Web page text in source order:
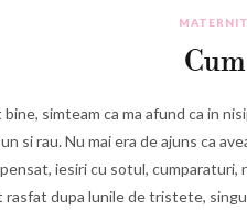
bine, simteam ca ma afund ca in
si rau. Nu mai era de ajuns ca
pensat, iesiri cu sotul,
rasfat dupa lunile de tristete,